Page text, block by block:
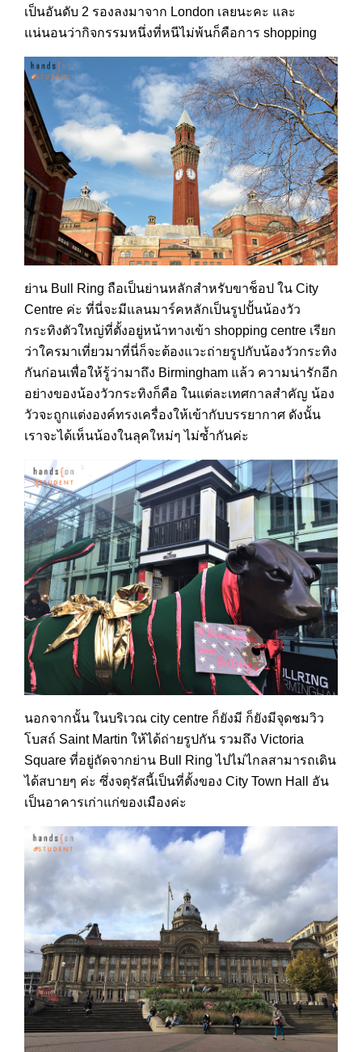
เป็นอันดับ 2 รองลงมาจาก London เลยนะคะ และ
แน่นอนว่ากิจกรรมหนึ่งที่หนีไม่พ้นก็คือการ shopping
ย่าน Bull Ring ถือเป็นย่านหลักสำหรับขาช็อป ใน City
Centre ค่ะ ที่นี่จะมีแลนมาร์คหลักเป็นรูปปั้นน้องวัว
กระทิงตัวใหญ่ที่ตั้งอยู่หน้าทางเข้า shopping centre เรียก
ว่าใครมาเที่ยวมาที่นี่ก็จะต้องแวะถ่ายรูปกับน้องวัวกระทิง
กันก่อนเพื่อให้รู้ว่ามาถึง Birmingham แล้ว ความน่ารักอีก
อย่างของน้องวัวกระทิงก็คือ ในแต่ละเทศกาลสำคัญ น้อง
วัวจะถูกแต่งองค์ทรงเครื่องให้เข้ากับบรรยากาศ ดังนั้น
เราจะได้เห็นน้องในลุคใหม่ๆ ไม่ซ้ำกันค่ะ
นอกจากนั้น ในบริเวณ city centre ก็ยังมี ก็ยังมีจุดชมวิว
โบสถ์ Saint Martin ให้ได้ถ่ายรูปกัน รวมถึง Victoria
Square ที่อยู่ถัดจากย่าน Bull Ring ไปไม่ไกลสามารถเดิน
ได้สบายๆ ค่ะ ซึ่งจตุรัสนี้เป็นที่ตั้งของ City Town Hall อัน
เป็นอาคารเก่าแก่ของเมืองค่ะ